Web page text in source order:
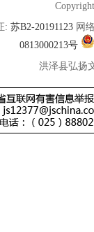
: 苏B2-20191123 网
0813000213号
洪泽县弘扬